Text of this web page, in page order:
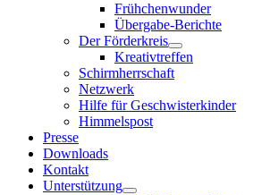
Frühchenwunder
Übergabe-Berichte
Der Förderkreis
Kreativtreffen
Schirmherrschaft
Netzwerk
Hilfe für Geschwisterkinder
Himmelspost
Presse
Downloads
Kontakt
Unterstützung